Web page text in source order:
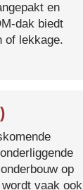
en
dak biedt
of lekkage.
op
vaak ook